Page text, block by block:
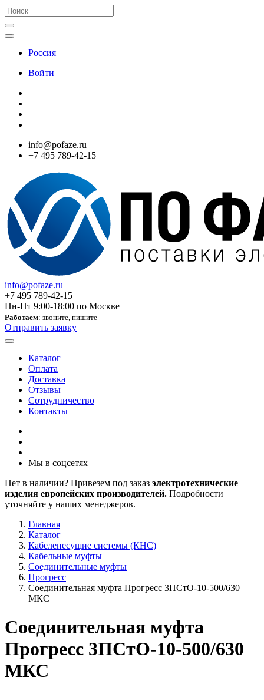
Россия
Войти
info@pofaze.ru
+7 495 789-42-15
info@pofaze.ru
+7 495 789-42-15
Пн-Пт 9:00-18:00 по Москве
Работаем: звоните, пишите
Отправить заявку
Каталог
Оплата
Доставка
Отзывы
Сотрудничество
Контакты
Мы в соцсетях
Нет в наличии? Привезем под заказ электротехнические
изделия европейских производителей. Подробности
уточняйте у наших менеджеров.
Главная
Каталог
Кабеленесущие системы (КНС)
Кабельные муфты
Соединительные муфты
Прогресс
Соединительная муфта Прогресс 3ПСтО-10-500/630
МКС
Соединительная муфта
Прогресс 3ПСтО-10-500/630
МКС